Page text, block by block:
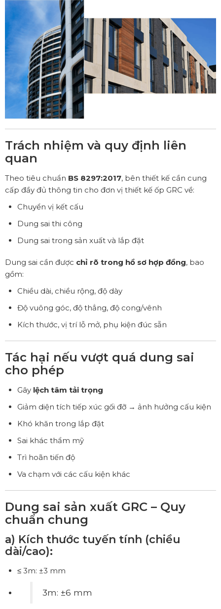
Trách nhiệm và quy định liên
quan
Theo tiêu chuẩn BS 8297:2017, bên thiết kế cần cung
cấp đầy đủ thông tin cho đơn vị thiết kế ốp GRC về:
Chuyển vị kết cấu
Dung sai thi công
Dung sai trong sản xuất và lắp đặt
Dung sai cần được chỉ rõ trong hồ sơ hợp đồng, bao
gồm:
Chiều dài, chiều rộng, độ dày
Độ vuông góc, độ thẳng, độ cong/vênh
Kích thước, vị trí lỗ mở, phụ kiện đúc sẵn
Tác hại nếu vượt quá dung sai
cho phép
Gây lệch tâm tải trọng
Giảm diện tích tiếp xúc gối đỡ → ảnh hưởng cấu kiện
Khó khăn trong lắp đặt
Sai khác thẩm mỹ
Trì hoãn tiến độ
Va chạm với các cấu kiện khác
Dung sai sản xuất GRC – Quy
chuẩn chung
a) Kích thước tuyến tính (chiều
dài/cao):
≤ 3m: ±3 mm
3m: ±6 mm